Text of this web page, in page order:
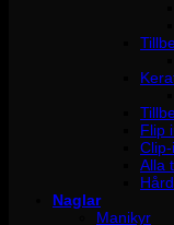
Flip
Clip-
Alla
Naglar
Manikyr